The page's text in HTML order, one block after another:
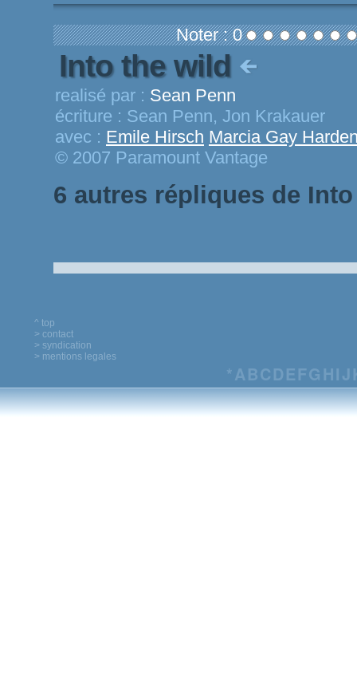
Noter : 0
Into the wild
realisé par : Sean Penn
écriture : Sean Penn, Jon Krakauer
avec : Emile Hirsch Marcia Gay
© 2007 Paramount Vantage
6 autres répliques de
^ top
> contact
> syndication
> mentions legales
*ABCDEFG HIJ